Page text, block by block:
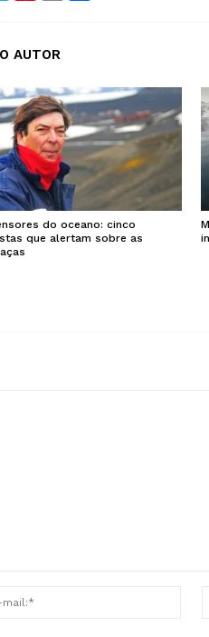
AUTOR
do oceano: cinco
que alertam sobre as